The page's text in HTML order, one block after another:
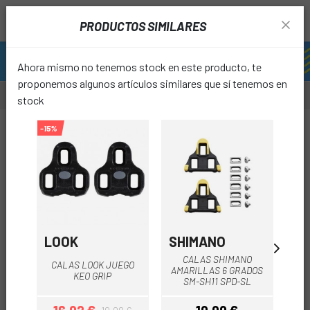
PRODUCTOS SIMILARES
Ahora mismo no tenemos stock en este producto, te
proponemos algunos artículos similares que sí tenemos en
stock
-15%
LOOK
CALAS LOOK JUEGO
KEO GRIP
SHIMANO
CALAS SHIMANO
AMARILLAS 6 GRADOS
SM-SH11 SPD-SL